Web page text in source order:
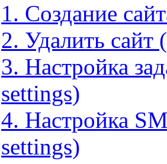
1. Создание
2. Удалить сайт
3. Настройка
settings)
4. Настройка
settings)